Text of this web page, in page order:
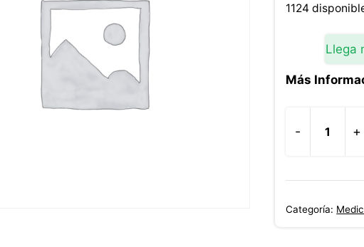
1124
Llega
Más
-
Metoprolol
Betaloc
Zok
Mg
+
Categoría: